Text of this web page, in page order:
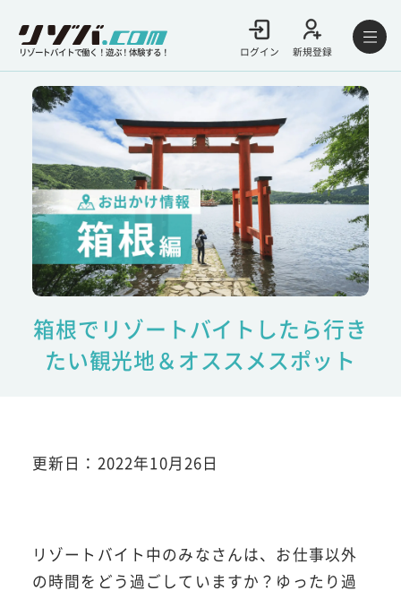
リゾートバイトで働く！遊ぶ！体験する！ ログイン 新規登録
箱根でリゾートバイトしたら行き
たい観光地＆オススメスポット
更新日：2022年10月26日
リゾートバイト中のみなさんは、お仕事以外
の時間をどう過ごしていますか？ゆったり過